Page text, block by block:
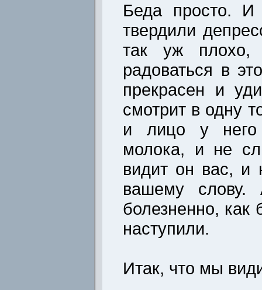
Беда просто.
твердили
так уж
радоваться в
прекрасен и
смотрит в одну
и лицо у него
молока, и не
видит он вас, и
вашему слову.
болезненно, как
наступили.
Итак, что мы